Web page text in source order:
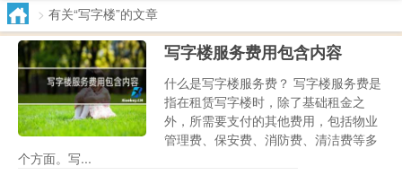
> 有关“写字楼”的文章
写字楼服务费用包含内容
什么是写字楼服务费？ 写字楼服务费是
指在租赁写字楼时，除了基础租金之
外，所需要支付的其他费用，包括物业
管理费、保安费、消防费、清洁费等多
个方面。写...